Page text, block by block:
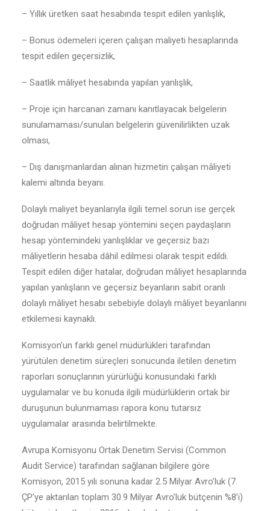
– Yıllık üretken saat hesabında tespit edilen yanlışlık,
– Bonus ödemeleri içeren çalışan maliyeti hesaplarında
tespit edilen geçersizlik,
– Saatlik mâliyet hesabında yapılan yanlışlık,
– Proje için harcanan zamanı kanıtlayacak belgelerin
sunulamaması/sunulan belgelerin güvenilirlikten uzak
olması,
– Dış danışmanlardan alınan hizmetin çalışan mâliyeti
kalemi altında beyanı.
Dolaylı maliyet beyanlarıyla ilgili temel sorun ise gerçek
doğrudan mâliyet hesap yöntemini seçen paydaşların
hesap yöntemindeki yanlışlıklar ve geçersiz bazı
mâliyetlerin hesaba dâhil edilmesi olarak tespit edildi.
Tespit edilen diğer hatalar, doğrudan mâliyet hesaplarında
yapılan yanlışların ve geçersiz beyanların sabit oranlı
dolaylı mâliyet hesabı sebebiyle dolaylı mâliyet beyanlarını
etkilemesi kaynaklı.
Komisyon’un farklı genel müdürlükleri tarafından
yürütülen denetim süreçleri sonucunda iletilen denetim
raporları sonuçlarının yürürlüğü konusundaki farklı
uygulamalar ve bu konuda ilgili müdürlüklerin ortak bir
duruşunun bulunmaması rapora konu tutarsız
uygulamalar arasında belirtilmekte.
Avrupa Komisyonu Ortak Denetim Servisi (Common
Audit Service) tarafından sağlanan bilgilere göre
Komisyon, 2015 yılı sonuna kadar 2.5 Milyar Avro’luk (7.
ÇP’ye aktarılan toplam 30.9 Milyar Avro’luk bütçenin %8’i)